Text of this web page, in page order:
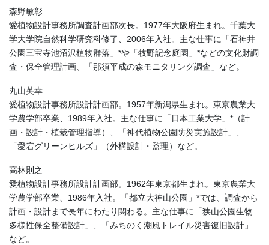
森野敏彰
愛植物設計事務所調査計画部次長。1977年大阪府生まれ。千葉大
学大学院自然科学研究科修了、2006年入社。主な仕事に「石神井
公園三宝寺池沼沢植物群落」*や「牧野記念庭園」*などの文化財調
査・保全管理計画、「那須平成の森モニタリング調査」など。
丸山英幸
愛植物設計事務所設計計画部。1957年新潟県生まれ。東京農業大
学農学部卒業、1989年入社。主な仕事に「日本工業大学」*（計
画・設計・植栽管理指導）、「神代植物公園防災実施設計」、
「愛宕グリーンヒルズ」（外構設計・監理）など。
高林則之
愛植物設計事務所設計計画部。1962年東京都生まれ。東京農業大
学農学部卒業、1986年入社。「都立大神山公園」*では、調査から
計画・設計まで長年にわたり関わる。主な仕事に「狭山公園生物
多様性保全整備設計」、「みちのく潮風トレイル災害復旧設計」
など。